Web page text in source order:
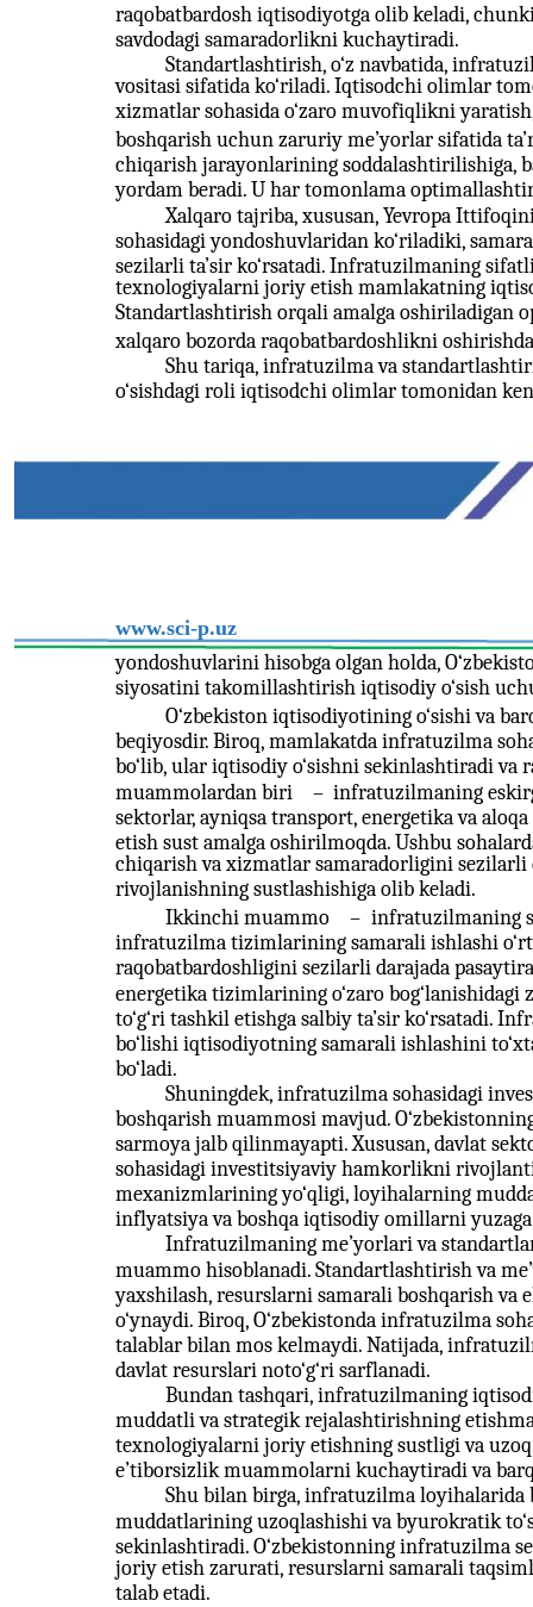
raqobatbardosh iqtisodiyotga olib keladi,
savdodagi samaradorlikni kuchaytiradi.
Standartlashtirish, o‘z navbatida,
vositasi sifatida ko‘riladi. Iqtisodchi olimlar
xizmatlar sohasida o‘zaro muvofiqlikni
boshqarish uchun zaruriy me’yorlar sifatida
chiqarish jarayonlarining soddalashtirilishiga,
yordam beradi. U har tomonlama
Xalqaro tajriba, xususan, Yevropa
sohasidagi yondoshuvlaridan ko‘riladiki,
sezilarli ta’sir ko‘rsatadi. Infratuzilmaning
texnologiyalarni joriy etish mamlakatning
Standartlashtirish orqali amalga oshiriladigan
xalqaro bozorda raqobatbardoshlikni
Shu tariqa, infratuzilma va
o‘sishdagi roli iqtisodchi olimlar tomonidan
www.sci-p.uz
yondoshuvlarini hisobga olgan holda,
siyosatini takomillashtirish iqtisodiy o‘sish
O‘zbekiston iqtisodiyotining o‘sishi va
beqiyosdir. Biroq, mamlakatda infratuzilma
bo‘lib, ular iqtisodiy o‘sishni sekinlashtiradi
muammolardan biri
– infratuzilmaning
sektorlar, ayniqsa transport, energetika va
etish sust amalga oshirilmoqda. Ushbu
chiqarish va xizmatlar samaradorligini
rivojlanishning sustlashishiga olib keladi.
Ikkinchi muammo
– infratuzilmaning
infratuzilma tizimlarining samarali ishlashi
raqobatbardoshligini sezilarli darajada
energetika tizimlarining o‘zaro
to‘g‘ri tashkil etishga salbiy ta’sir ko‘rsatadi.
bo‘lishi iqtisodiyotning samarali ishlashini
bo‘ladi.
Shuningdek, infratuzilma sohasidagi
boshqarish muammosi mavjud.
sarmoya jalb qilinmayapti. Xususan, davlat
sohasidagi investitsiyaviy hamkorlikni
mexanizmlarining yo‘qligi, loyihalarning
inflyatsiya va boshqa iqtisodiy omillarni
Infratuzilmaning me’yorlari va
muammo hisoblanadi. Standartlashtirish va
yaxshilash, resurslarni samarali boshqarish va
o‘ynaydi. Biroq, O‘zbekistonda infratuzilma
talablar bilan mos kelmaydi. Natijada,
davlat resurslari noto‘g‘ri sarflanadi.
Bundan tashqari, infratuzilmaning
muddatli va strategik rejalashtirishning
texnologiyalarni joriy etishning sustligi va
e’tiborsizlik muammolarni kuchaytiradi va
Shu bilan birga, infratuzilma loyihalarida
muddatlarining uzoqlashishi va byurokratik
sekinlashtiradi. O‘zbekistonning infratuzilma
joriy etish zarurati, resurslarni samarali
talab etadi.